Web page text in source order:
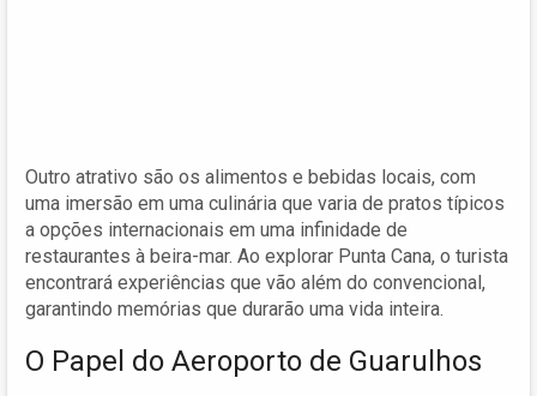
Outro atrativo são os alimentos e bebidas locais, com
uma imersão em uma culinária que varia de pratos típicos
a opções internacionais em uma infinidade de
restaurantes à beira-mar. Ao explorar Punta Cana, o turista
encontrará experiências que vão além do convencional,
garantindo memórias que durarão uma vida inteira.
O Papel do Aeroporto de Guarulhos